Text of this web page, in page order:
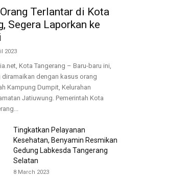
Terlantar di Kota
Segera Laporkan ke
2023
Kota Tangerang – Baru-baru ini,
diramaikan dengan kasus orang
Kampung Dumpit, Kelurahan
Jatiuwung. Pemerintah Kota
Tingkatkan Pelayanan
Kesehatan, Benyamin Resmikan
Gedung Labkesda Tangerang
Selatan
8 March 2023